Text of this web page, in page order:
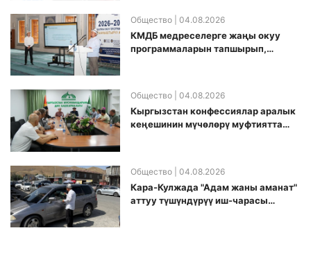
Общество | 04.08.2026
КМДБ медреселерге жаңы окуу
программаларын тапшырып,
Общество | 04.08.2026
Кыргызстан конфессиялар аралык
кеӊешинин мүчөлөрү муфтиятта
Общество | 04.08.2026
Кара-Кулжада "Адам жаны аманат"
аттуу түшүндүрүү иш-чарасы